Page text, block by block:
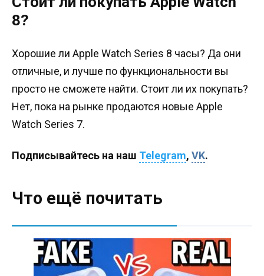
8?
Хорошие ли Apple Watch Series 8 часы? Да они
отличные, и лучше по функциональности вы
просто не сможете найти. Стоит ли их покупать?
Нет, пока на рынке продаются новые Apple
Watch Series 7.
Подписывайтесь на наш Telegram, VK.
Что ещё почитать